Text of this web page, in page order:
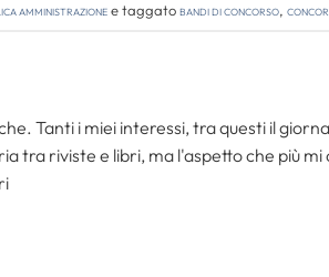
amministrazionee taggatobandi di concorso,
Tanti i miei interessi, tra questi il
tra riviste e libri, ma l'aspetto che più